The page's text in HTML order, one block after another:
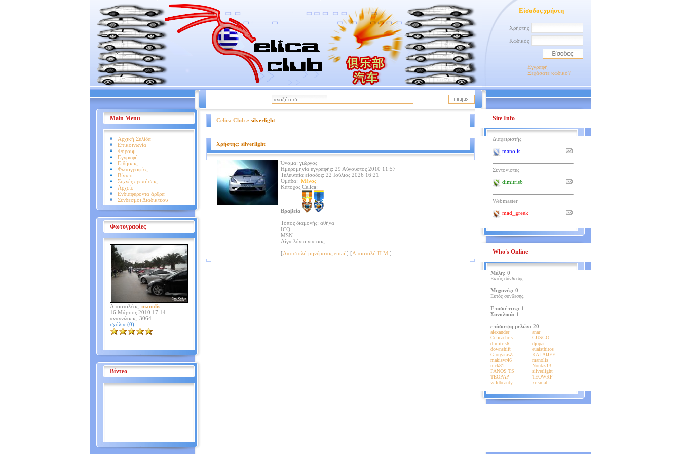
Είσοδος χρήστη
Χρήστης
Κωδικός
Εγγραφή
Ξεχάσατε κωδικό?
Main Menu
Αρχική Σελίδα
Επικοινωνία
Φόρουμ
Εγγραφή
Ειδήσεις
Φωτογραφίες
Βίντεο
Συχνές ερωτήσεις
Αρχείο
Ενδιαφέροντα άρθρα
Σύνδεσμοι Διαδικτύου
Φωτογραφίες
Αποστολέας: manolis
16 Μάρτιος 2010 17:14
αναγνώσεις: 3064
σχόλια (0)
Βίντεο
Celica Club » silverlight
Χρήστης: silverlight
Όνομα: γιώργος
Ημερομηνία εγγραφής: 29 Αύγουστος 2010 11:57
Τελευταία είσοδος: 22 Ιούλιος 2026 16:21
Ομάδα: Μέλος
Κάτοχος Celica:
Βραβεία
Τόπος διαμονής: αθήνα
ICQ:
MSN:
Λίγα λόγια για σας:
[Αποστολή μηνύματος email] [Αποστολή Π.Μ. ]
Site Info
Διαχειριστής
manolis
Συντονιστές
dimitris6
Webmaster
mad_greek
Who's Online
Μέλη: 0
Εκτός σύνδεσης.
Μηχανές: 0
Εκτός σύνδεσης.
Επισκέπτες: 1
Συνολικά: 1
επίσκεψη μελών: 20
alexander
anar
Celicachris
CUSCO
dimitris6
djopar
downshift
euaisthitos
GiorgarasZ
KALAIJEE
makisvr46
manolis
nick81
Nontas13
PANOS TS
silverlight
TEOPAP
TEOWRF
wildbeauty
xrismat